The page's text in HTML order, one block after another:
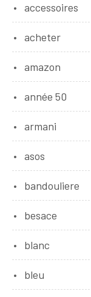
accessoires
acheter
amazon
année 50
armani
asos
bandouliere
besace
blanc
bleu